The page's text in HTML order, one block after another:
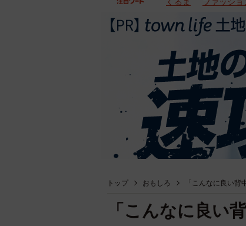
トップ おもしろ 「こんなに良い
「こんなに良い